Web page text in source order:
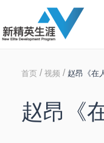
首页/ 视频 / 赵昂《在
赵昂《